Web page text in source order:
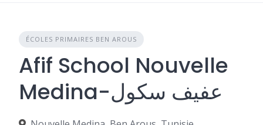
ÉCOLES PRIMAIRES BEN AROUS
Afif School Nouvelle
Medina-عفيف سكول